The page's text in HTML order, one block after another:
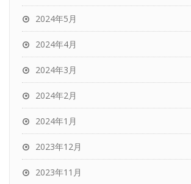
2024年5月
2024年4月
2024年3月
2024年2月
2024年1月
2023年12月
2023年11月